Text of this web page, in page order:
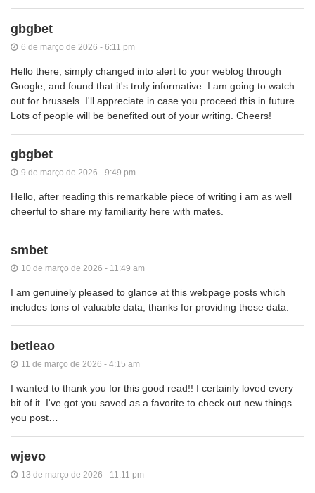
gbgbet
6 de março de 2026 - 6:11 pm
Hello there, simply changed into alert to your weblog through
Google, and found that it's truly informative. I am going to watch
out for brussels. I'll appreciate in case you proceed this in future.
Lots of people will be benefited out of your writing. Cheers!
gbgbet
9 de março de 2026 - 9:49 pm
Hello, after reading this remarkable piece of writing i am as well
cheerful to share my familiarity here with mates.
smbet
10 de março de 2026 - 11:49 am
I am genuinely pleased to glance at this webpage posts which
includes tons of valuable data, thanks for providing these data.
betleao
11 de março de 2026 - 4:15 am
I wanted to thank you for this good read!! I certainly loved every
bit of it. I've got you saved as a favorite to check out new things
you post…
wjevo
13 de março de 2026 - 11:11 pm